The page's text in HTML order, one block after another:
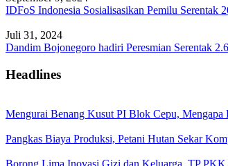
IDFoS Indonesia Sosialisasikan Pemilu Serentak
Juli 31, 2024
Dandim Bojonegoro hadiri Peresmian Serentak
Headlines
Mengurai Benang Kusut PI Blok Cepu, Mengapa
Pangkas Biaya Produksi, Petani Hutan Sekar
Borong Lima Inovasi Gizi dan Keluarga, TP PKK